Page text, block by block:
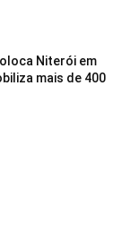
Niterói em
mais de 400